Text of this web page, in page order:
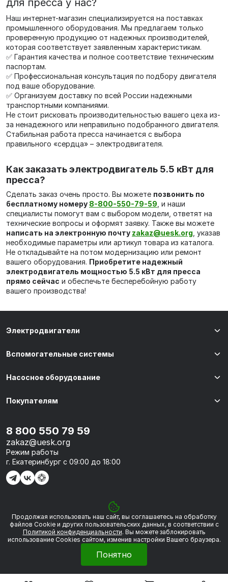
для пресса у нас?
Наш интернет-магазин специализируется на поставках
промышленного оборудования. Мы предлагаем только
проверенную продукцию от надежных производителей,
которая соответствует заявленным характеристикам.
✅ Гарантия качества и полное соответствие техническим
паспортам.
✅ Профессиональная консультация по подбору двигателя
под ваше оборудование.
✅ Организуем доставку по всей России надежными
транспортными компаниями.
Не стоит рисковать производительностью вашего цеха из-
за ненадежного или неправильно подобранного двигателя.
Стабильная работа пресса начинается с выбора
правильного «сердца» – электродвигателя.
Как заказать электродвигатель 5.5 кВт для
пресса?
Сделать заказ очень просто. Вы можете позвонить по
бесплатному номеру 8-800-550-79-59 , и наши
специалисты помогут вам с выбором модели, ответят на
технические вопросы и оформят заявку. Также вы можете
написать на электронную почту zakaz@uesk.org , указав
необходимые параметры или артикул товара из каталога.
Не откладывайте на потом модернизацию или ремонт
вашего оборудования. Приобретите надежный
электродвигатель мощностью 5.5 кВт для пресса
прямо сейчас и обеспечьте бесперебойную работу
вашего производства!
© 2026 «УЭСК-ТЕХНОЛОГИИ»
Электродвигатели
Вспомогательные системы
Насосное оборудование
Покупателям
8 800 550 79 59
zakaz@uesk.org
Режим работы
г. Екатеринбург с 09:00 до 18:00
Политика обработки персональных данных
Сделано вFramelink
Продолжая использовать наш сайт, вы соглашаетесь на обработку
файлов Сookie и других пользовательских данных, в соответствии с
Политикой конфиденциальности. Вы можете заблокировать
использование Cookies сайтом, изменив настройки Вашего браузера.
Понятно